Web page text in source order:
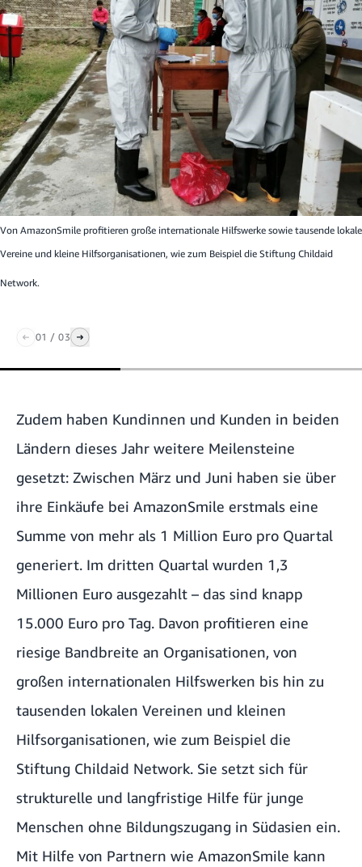
Von AmazonSmile profitieren große internationale Hilfswerke sowie tausende lokale
Vereine und kleine Hilfsorganisationen, wie zum Beispiel die Stiftung Childaid
Network.
01 / 03
Zudem haben Kundinnen und Kunden in beiden
Ländern dieses Jahr weitere Meilensteine
gesetzt: Zwischen März und Juni haben sie über
ihre Einkäufe bei AmazonSmile erstmals eine
Summe von mehr als 1 Million Euro pro Quartal
generiert. Im dritten Quartal wurden 1,3
Millionen Euro ausgezahlt – das sind knapp
15.000 Euro pro Tag. Davon profitieren eine
riesige Bandbreite an Organisationen, von
großen internationalen Hilfswerken bis hin zu
tausenden lokalen Vereinen und kleinen
Hilfsorganisationen, wie zum Beispiel die
Stiftung Childaid Network. Sie setzt sich für
strukturelle und langfristige Hilfe für junge
Menschen ohne Bildungszugang in Südasien ein.
Mit Hilfe von Partnern wie AmazonSmile kann